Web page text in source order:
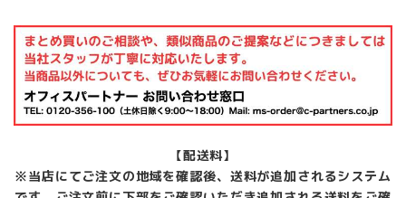
【配送料】
※当店にてご注文の地域を確認後、送料が追加されるシステム